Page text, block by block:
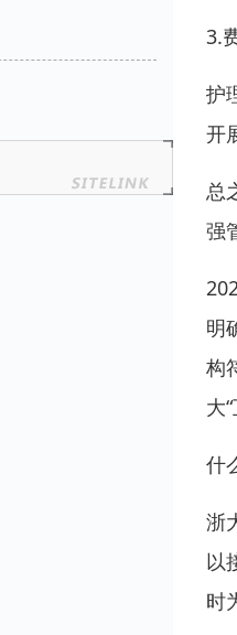
3.
护
开
总
强
明
构
大
什
浙
以
时